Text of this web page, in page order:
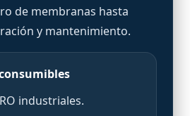
de membranas hasta
y mantenimiento.
industriales.